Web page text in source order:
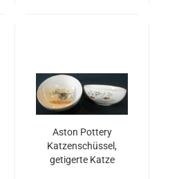
Aston Pottery
Katzenschüssel,
getigerte Katze